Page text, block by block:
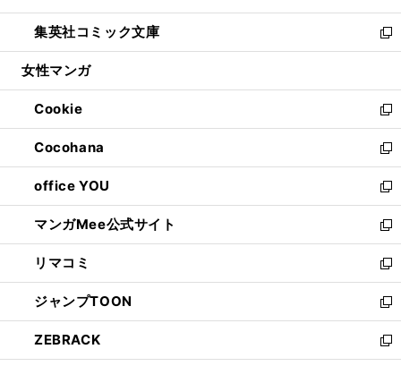
開
く
ウ
で
開
ン
ド
ウ
開
く
ウ
ィ
ン
ウ
で
開
く
し
い
ウ
ン
ド
ウ
で
開
く
集英社コミック文庫
新
し
ウ
ィ
ン
ド
ウ
で
開
く
女性マンガ
Cookie
新
し
い
ウ
ィ
ン
ド
ウ
で
開
く
Cocohana
新
し
い
ウ
ィ
ン
ド
ウ
で
開
く
office YOU
新
し
い
ウ
ィ
ン
ド
ウ
で
開
マンガMee公式サイト
新
し
い
ウ
ィ
ン
ド
ウ
リマコミ
新
し
い
ウ
ィ
ン
ジャンプTOON
新
し
い
ウ
ZEBRACK
新
し